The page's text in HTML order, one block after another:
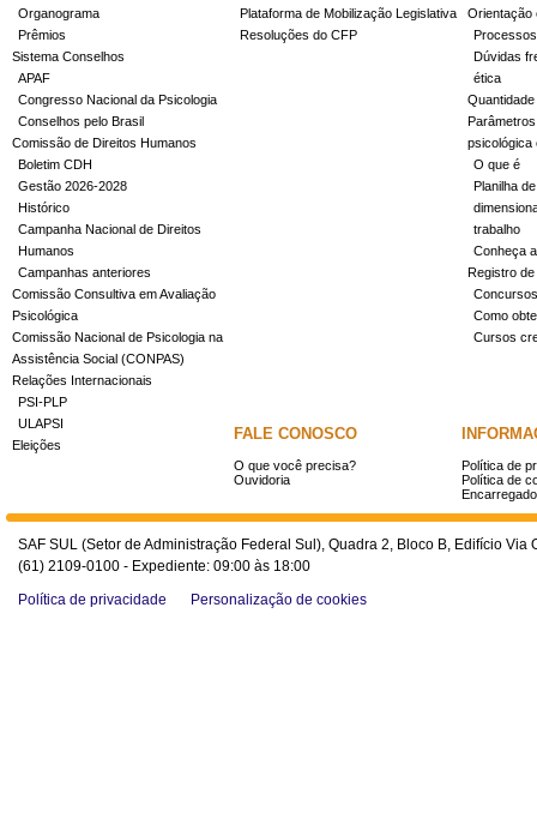
Organograma
Prêmios
Sistema Conselhos
APAF
Congresso Nacional da Psicologia
Conselhos pelo Brasil
Comissão de Direitos Humanos
Boletim CDH
Gestão 2026-2028
Histórico
Campanha Nacional de Direitos
Humanos
Campanhas anteriores
Comissão Consultiva em Avaliação
Psicológica
Comissão Nacional de Psicologia na
Assistência Social (CONPAS)
Relações Internacionais
PSI-PLP
ULAPSI
Eleições
Plataforma de Mobilização Legislativa
Resoluções do CFP
Orientação
Dúvidas
ética
psicológica
O que é
Planilha
trabalho
Conheça
Registro
Concursos
Como
Cursos
FALE CONOSCO
O que você precisa?
Ouvidoria
Política de
Política de
SAF SUL (Setor de Administração Federal Sul), Quadra 2, Bloco B, Edifício
(61) 2109-0100 - Expediente: 09:00 às 18:00
Política de privacidade
Personalização de cookies